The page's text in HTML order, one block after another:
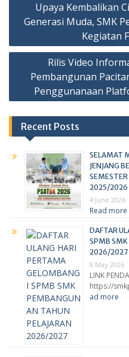
Upaya Kembalikan
Generasi Muda, SMK
Kegiatan
Rilis Video
Pembangunan
Penggunanaan
Recent Posts
SELAMAT
JENJANG
2025/2026
4 June 2026
Read more
DAFTAR
SPMB SMK
2026/2027
8 May 2026
LINK
https://
ad more